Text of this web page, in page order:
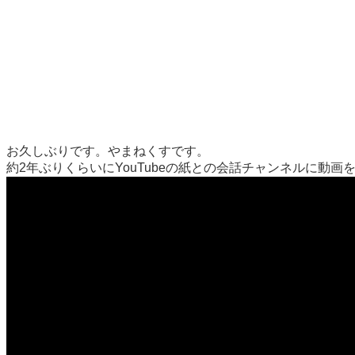
お久しぶりです。やまねくすです。
約2年ぶりくらいにYouTubeの紙との会話チャンネルに動画を